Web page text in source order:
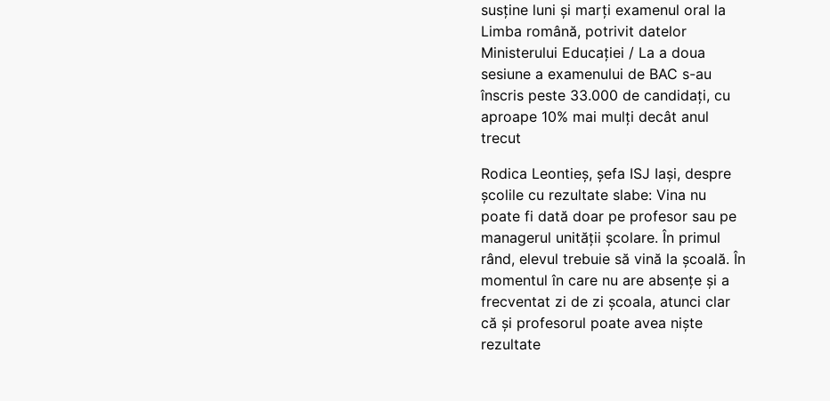
susține luni și marți examenul oral la
Limba română, potrivit datelor
Ministerului Educației / La a doua
sesiune a examenului de BAC s-au
înscris peste 33.000 de candidați, cu
aproape 10% mai mulți decât anul
trecut
Rodica Leontieș, șefa ISJ Iași, despre
școlile cu rezultate slabe: Vina nu
poate fi dată doar pe profesor sau pe
managerul unității școlare. În primul
rând, elevul trebuie să vină la școală. În
momentul în care nu are absențe și a
frecventat zi de zi școala, atunci clar
că și profesorul poate avea niște
rezultate